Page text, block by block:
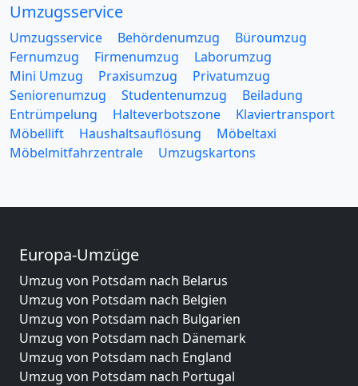
Umzugsservice
Umzugsservice Behördenumzug
Büroumzug
Fernumzug
Firmenumzug
Laborumzug
Mini Umzug
Praxisumzug
Privatumzug
Seniorenumzug
Studentenumzug
Beiladung
Entrümpelung
Halteverbotszone
Klaviertransport
Möbellift
Haushaltsauflösung
Möbeltaxi
Möbelmitfahrzentrale
Umzugskartons
Europa-Umzüge
Umzug von Potsdam nach Belarus
Umzug von Potsdam nach Belgien
Umzug von Potsdam nach Bulgarien
Umzug von Potsdam nach Dänemark
Umzug von Potsdam nach England
Umzug von Potsdam nach Portugal